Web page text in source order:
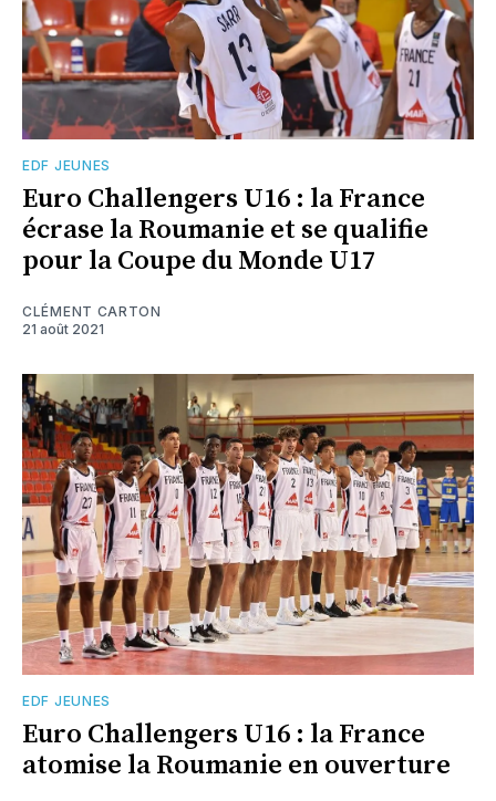
EDF JEUNES
Euro Challengers U16 : la France
écrase la Roumanie et se qualifie
pour la Coupe du Monde U17
CLÉMENT CARTON
21 août 2021
EDF JEUNES
Euro Challengers U16 : la France
atomise la Roumanie en ouverture